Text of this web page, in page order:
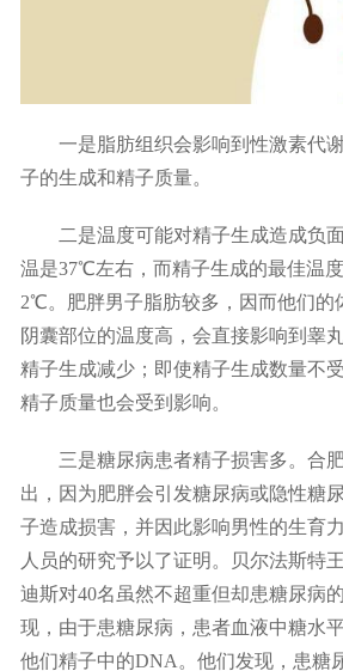
一是脂肪组织会影响到性激素代
子的生成和精子质量。
二是温度可能对精子生成造成负
温是37℃左右，而精子生成的最佳温
2℃。肥胖男子脂肪较多，因而他们的
阴囊部位的温度高，会直接影响到睾
精子生成减少；即使精子生成数量不
精子质量也会受到影响。
三是糖尿病患者精子损害多。合
出，因为肥胖会引发糖尿病或隐性糖
子造成损害，并因此影响男性的生育
人员的研究予以了证明。贝尔法斯特
迪斯对40名虽然不超重但却患糖尿病
现，由于患糖尿病，患者血液中糖水
他们精子中的DNA。他们发现，患糖